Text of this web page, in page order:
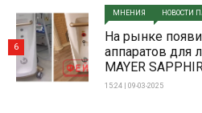
МНЕНИЯ НОВОСТИ
На рынке
аппаратов для
MAYER
15:24 | 09-03-2025
6